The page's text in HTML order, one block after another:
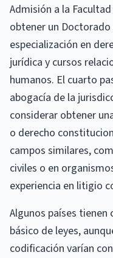
Admisión a la
obtener un Doctorado
especialización en
jurídica y cursos
humanos. El cuarto
abogacía de la
considerar obtener
o derecho
campos similares,
civiles o en
experiencia en litigio
Algunos países
básico de leyes,
codificación varían